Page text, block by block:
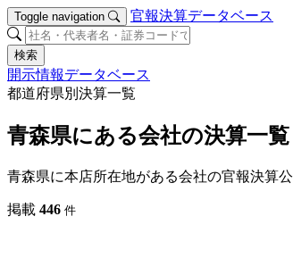
Toggle navigation 官報決算データベース
検索
開示情報データベース
都道府県別決算一覧
青森県にある会社の決算一覧
青森県に本店所在地がある会社の官報決算
掲載 446 件